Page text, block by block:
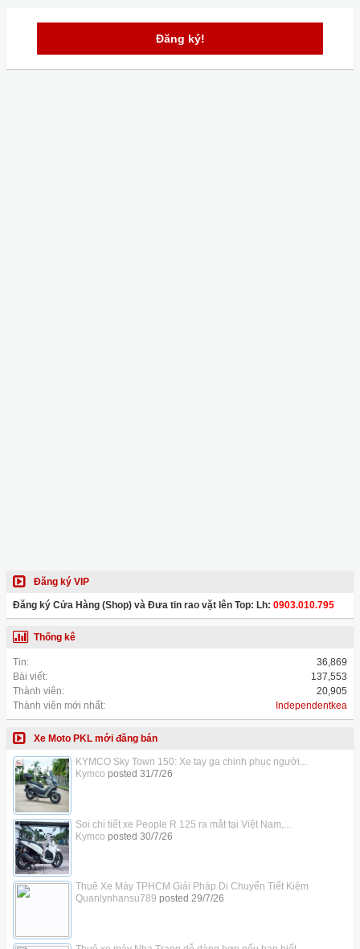
Đăng ký!
Đăng ký VIP
Đăng ký Cửa Hàng (Shop) và Đưa tin rao vặt lên Top: Lh: 0903.010.795
Thống kê
Tin:
36,869
Bài viết:
137,553
Thành viên:
20,905
Thành viên mới nhất:
Independentkea
Xe Moto PKL mới đăng bán
KYMCO Sky Town 150: Xe tay ga chinh phục người...
Kymco posted 31/7/26
Soi chi tiết xe People R 125 ra mắt tại Việt Nam,...
Kymco posted 30/7/26
Thuê Xe Máy TPHCM Giải Pháp Di Chuyển Tiết Kiệm
Quanlynhansu789 posted 29/7/26